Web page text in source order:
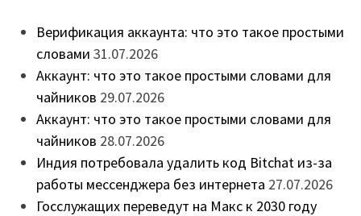
Верификация аккаунта: что это такое простыми
словами 31.07.2026
Аккаунт: что это такое простыми словами для
чайников 29.07.2026
Аккаунт: что это такое простыми словами для
чайников 28.07.2026
Индия потребовала удалить код Bitchat из-за
работы мессенджера без интернета 27.07.2026
Госслужащих переведут на Макс к 2030 году